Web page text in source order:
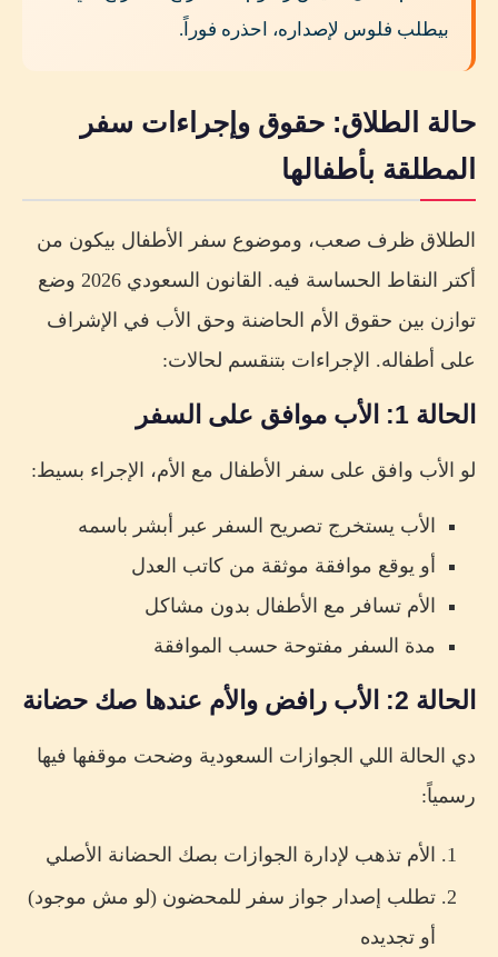
بيطلب فلوس لإصداره، احذره فوراً.
حالة الطلاق: حقوق وإجراءات سفر
المطلقة بأطفالها
الطلاق ظرف صعب، وموضوع سفر الأطفال بيكون من
أكتر النقاط الحساسة فيه. القانون السعودي 2026 وضع
توازن بين حقوق الأم الحاضنة وحق الأب في الإشراف
على أطفاله. الإجراءات بتنقسم لحالات:
الحالة 1: الأب موافق على السفر
لو الأب وافق على سفر الأطفال مع الأم، الإجراء بسيط:
الأب يستخرج تصريح السفر عبر أبشر باسمه
أو يوقع موافقة موثقة من كاتب العدل
الأم تسافر مع الأطفال بدون مشاكل
مدة السفر مفتوحة حسب الموافقة
الحالة 2: الأب رافض والأم عندها صك حضانة
دي الحالة اللي الجوازات السعودية وضحت موقفها فيها
رسمياً:
الأم تذهب لإدارة الجوازات بصك الحضانة الأصلي
تطلب إصدار جواز سفر للمحضون (لو مش موجود)
أو تجديده